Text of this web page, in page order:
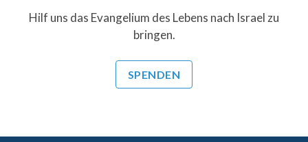
Hilf uns das Evangelium des Lebens nach Israel zu
bringen.
SPENDEN